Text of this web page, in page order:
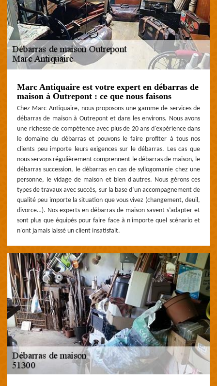
Marc Antiquaire est votre expert en débarras de
maison à Outrepont : ce que nous faisons
Chez Marc Antiquaire, nous proposons une gamme de services de
débarras de maison à Outrepont et dans les environs. Nous avons
une richesse de compétence avec plus de 20 ans d'expérience dans
le domaine du débarras et pouvons le faire profiter à tous nos
clients peu importe leurs exigences sur le débarras. Les cas que
nous servons régulièrement comprennent le débarras de maison, le
débarras succession, le débarras en cas de syllogomanie chez une
personne, le vidage de maison et bien d'autres. Nous gérons ces
types de travaux avec succès, sur la base d’un accompagnement de
qualité peu importe la situation que vous vivez (changement, deuil,
divorce…). Nos experts en débarras de maison savent s’adapter et
sont plus que équipés pour faire face à n'importe quel scénario et
n'ont jamais laissé un client insatisfait.